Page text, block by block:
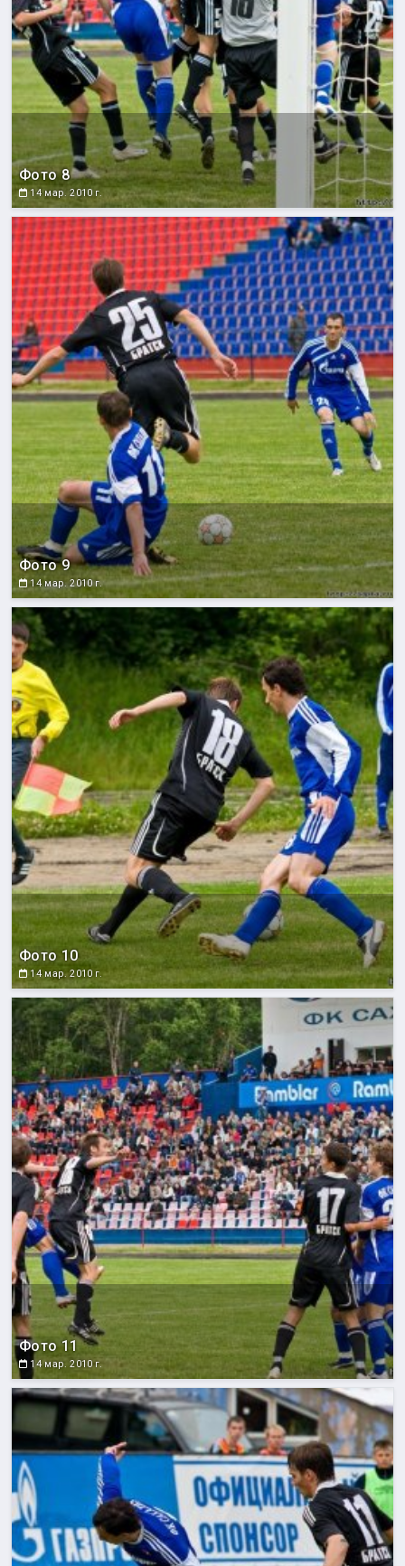
Фото 8
14 мар. 2010 г.
Фото 9
14 мар. 2010 г.
Фото 10
14 мар. 2010 г.
Фото 11
14 мар. 2010 г.